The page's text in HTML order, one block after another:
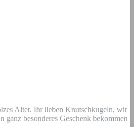
Alter. Ihr lieben Knutschkugeln, wir
besonderes Geschenk bekommen